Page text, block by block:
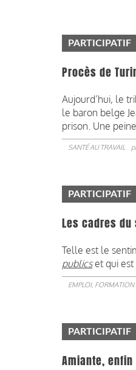
PARTICIPATIF
Procès de
Aujourd’hui, le
le baron belge
prison. Une
SANTÉ AU TRAVAIL
PARTICIPATIF
Les cadres
Telle est le
publicset qui est
EMPLOI, FORMATION
PARTICIPATIF
Amiante,